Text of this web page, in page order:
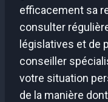
efficacement sa
consulter
législatives et de
conseiller
votre situation
de la manière